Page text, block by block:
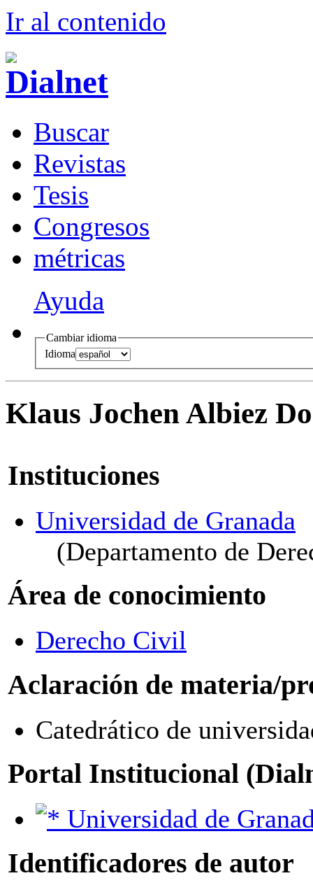
Ir al contenido
Buscar
Revistas
Tesis
Congresos
métricas
Ayuda
Cambiar idioma
Idioma
Klaus Jochen Albiez
Instituciones
Universidad de Granada
(Departamento de
Área de conocimiento
Derecho Civil
Aclaración de materia/
Catedrático de
Portal Institucional
Universidad de
Identificadores de autor